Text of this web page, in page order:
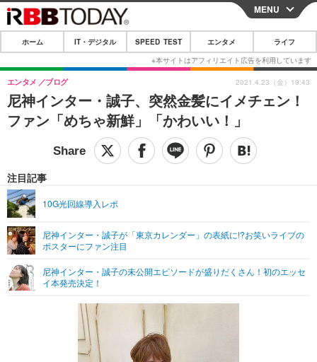
CLOSE
ホーム
IT・デジタル
IT・デジタルTOP スマートフォン
ショッピング その他
SPEED TEST
エンタメTOP 映画・ドラマ
グラビア
ショッピング その他
ライフTOP
その他
リリース一覧
プッシュ通知の停止方法
MENU
ホーム IT・デジタル SPEED TEST エンタメ ライフ
尼神インター・誠子、突然金髪にイメチェン！
ファン「めちゃ新鮮」「かわいい！」
エンタメ ブログ
注目記事
10G光回線導入レポ
尼神インター・誠子が「東京カレンダー」の表紙に!?お笑いライブの
ポスターにファン注目
尼神インター・誠子の未公開エピソードが盛りだくさん！初のエッセ
イ本発売決定！
2021.4.23（金）19:43